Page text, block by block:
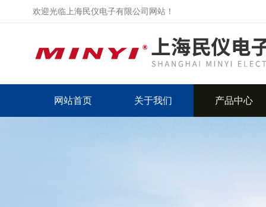
欢迎光临上海民仪电子有限公司网站！
网站首页 关于我们 产品中心